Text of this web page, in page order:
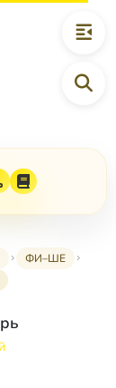
ФИ–ШЕ